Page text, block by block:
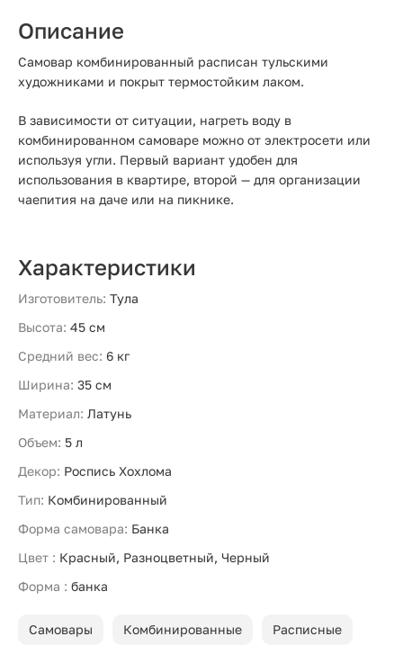
Описание
Самовар комбинированный расписан тульскими
художниками и покрыт термостойким лаком.
В зависимости от ситуации, нагреть воду в
комбинированном самоваре можно от электросети или
используя угли. Первый вариант удобен для
использования в квартире, второй — для организации
чаепития на даче или на пикнике.
Характеристики
Изготовитель: Тула
Высота: 45 см
Средний вес: 6 кг
Ширина: 35 см
Материал: Латунь
Объем: 5 л
Декор: Роспись Хохлома
Тип: Комбинированный
Форма самовара: Банка
Цвет : Красный, Разноцветный, Черный
Форма : банка
Самовары Комбинированные Расписные